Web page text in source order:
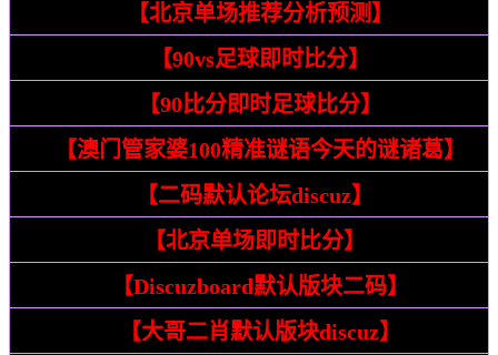
【北京单场推荐分析预测】
【90vs足球即时比分】
【90比分即时足球比分】
【澳门管家婆100精准谜语今天的谜诸葛】
【二码默认论坛discuz】
【北京单场即时比分】
【Discuzboard默认版块二码】
【大哥二肖默认版块discuz】